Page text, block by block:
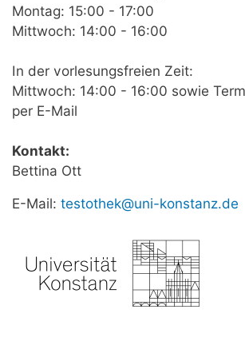
Montag: 15:00 - 17:00
Mittwoch: 14:00 - 16:00
In der vorlesungsfreien Zeit:
Mittwoch: 14:00 - 16:00 sowie
per E-Mail
Kontakt:
Bettina Ott
E-Mail: testothek@uni-konstanz.de